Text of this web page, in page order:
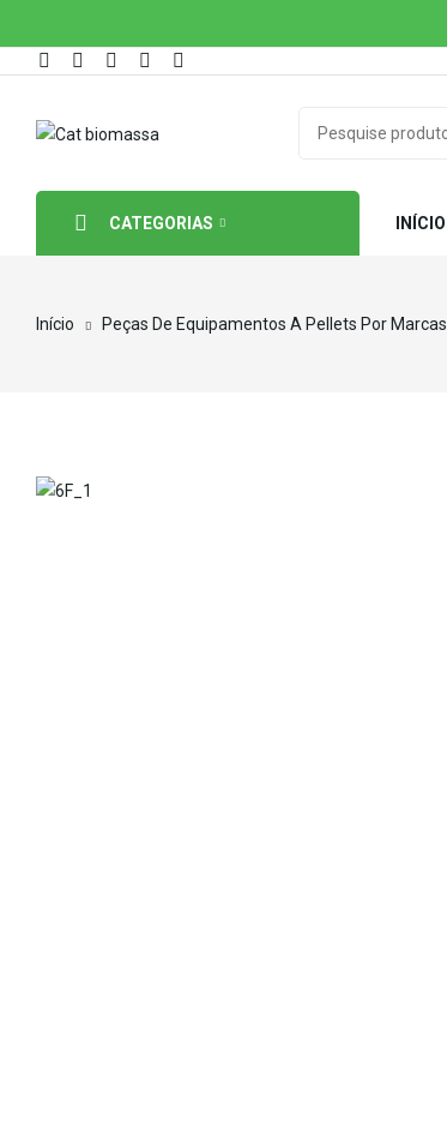
CATEGORIAS INÍCIO
Início Peças De Equipamentos A Pellets Por Marcas